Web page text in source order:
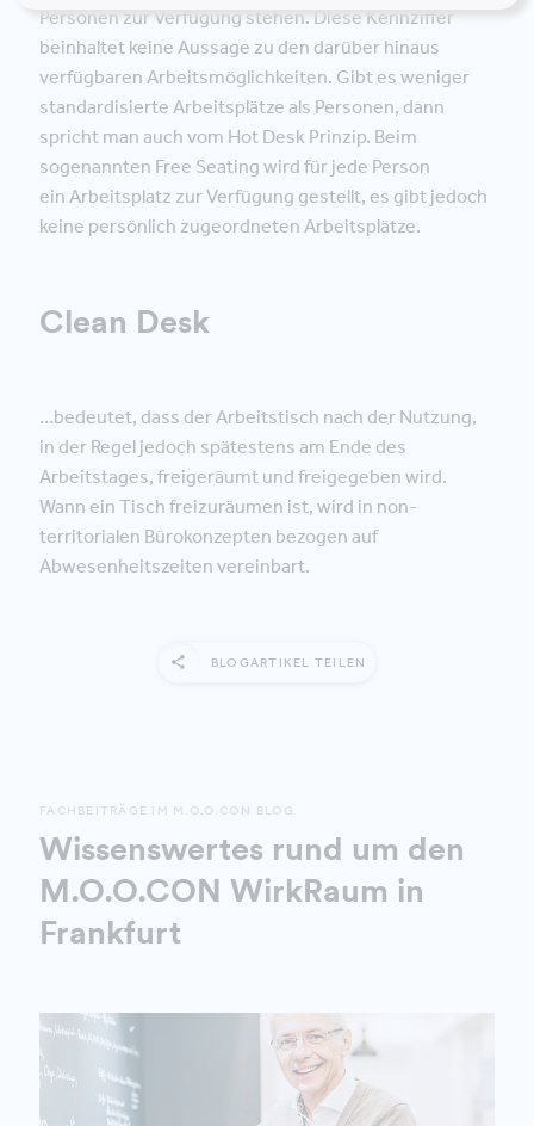
Personen zur Verfügung stehen. Diese Kennziffer
beinhaltet keine Aussage zu den darüber hinaus
verfügbaren Arbeitsmöglichkeiten. Gibt es weniger
standardisierte Arbeitsplätze als Personen, dann
spricht man auch vom Hot Desk Prinzip. Beim
sogenannten Free Seating wird für jede Person
ein Arbeitsplatz zur Verfügung gestellt, es gibt jedoch
keine persönlich zugeordneten Arbeitsplätze.
Clean Desk
…bedeutet, dass der Arbeitstisch nach der Nutzung,
in der Regel jedoch spätestens am Ende des
Arbeitstages, freigeräumt und freigegeben wird.
Wann ein Tisch freizuräumen ist, wird in non-
territorialen Bürokonzepten bezogen auf
Abwesenheitszeiten vereinbart.
BLOGARTIKEL TEILEN
FACHBEITRÄGE IM M.O.O.CON BLOG
Wissenswertes rund um den
M.O.O.CON WirkRaum in
Frankfurt